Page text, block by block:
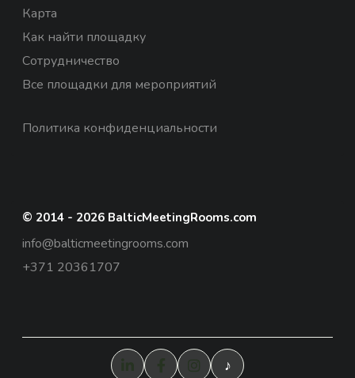
Карта
Как найти площадку
Сотрудничество
Все площадки для мероприятий
Политика конфиденциальности
© 2014 - 2026 BalticMeetingRooms.com
info@balticmeetingrooms.com
+371 20361707
♪